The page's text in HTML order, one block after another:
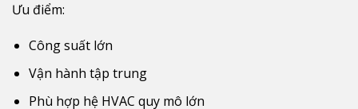
Ưu điểm:
Công suất lớn
Vận hành tập trung
Phù hợp hệ HVAC quy mô lớn